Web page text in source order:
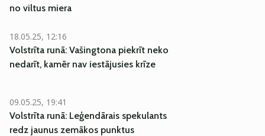
no viltus miera
18.05.25, 12:16
Volstrīta runā: Vašingtona piekrīt neko
nedarīt, kamēr nav iestājusies krīze
09.05.25, 19:41
Volstrīta runā: Leģendārais spekulants
redz jaunus zemākos punktus